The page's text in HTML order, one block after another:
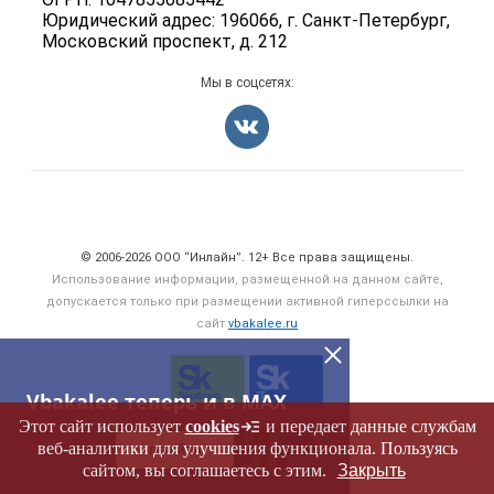
Vbakalee теперь и в MAX
ПЕРЕЙТИ
Юридический адрес: 196066, г. Санкт-Петербург,
Московский проспект, д. 212
Мы в соцсетях:
© 2006‑2026 ООО “Инлайн”. 12+ Все права защищены.
Использование информации, размещенной на данном сайте,
допускается только при размещении активной гиперссылки на
сайт vbakalee.ru
Этот сайт использует cookies
и передает данные службам
веб-аналитики для улучшения функционала. Пользуясь
сайтом, вы соглашаетесь с этим.
Закрыть